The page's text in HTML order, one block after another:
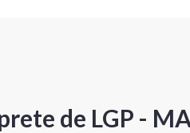
de LGP -